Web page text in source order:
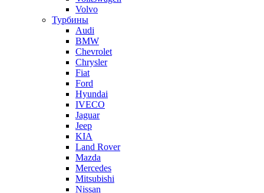
Volvo
Турбины
Audi
BMW
Chevrolet
Chrysler
Fiat
Ford
Hyundai
IVECO
Jaguar
Jeep
KIA
Land Rover
Mazda
Mercedes
Mitsubishi
Nissan